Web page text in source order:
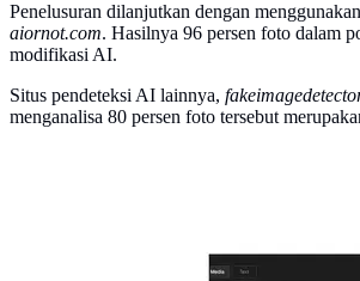
Penelusuran dilanjutkan dengan
aiornot.com. Hasilnya 96 persen foto dalam
modifikasi AI.
Situs pendeteksi AI lainnya,
menganalisa 80 persen foto tersebut